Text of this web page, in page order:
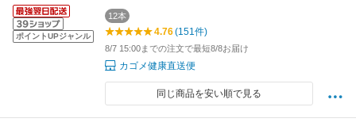
ポイントUPジャンル
12本
4.76(151件)
8/7 15:00までの注文で最短8/8お届け
カゴメ健康直送便
同じ商品を安い順で見る